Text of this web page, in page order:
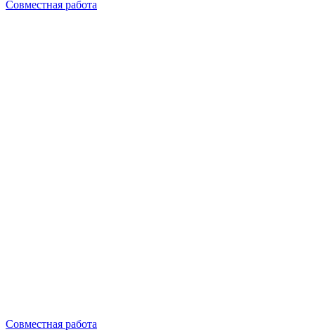
Совместная работа
Совместная работа